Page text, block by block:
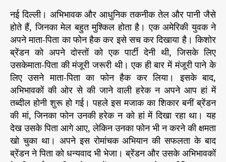
मा
चा
र
प
त्र
e
s
S
D
s
t
a
u
t
h
o
r
s
d
a
t
e
बे
टे
ने
फो
न
है
क
क
ले
ली
पा
र्टी
की
नई दिल्ली। अभिभावक और आधुनिक तकनीक तेल और पानी जैसे
होते हैं, जिनका मेल बहुत मुश्किल होता है। एक अमेरिकी युवक ने
अपने माता-पिता का फोन हैक कर इसे सच कर दिखाया है। किशोर
ब्रेंडन को अपने दोस्तों को एक पार्टी देनी थी, जिसके लिए
उसकेमाता-पिता की मंजूरी जरूरी थी। एक ही बार में मंजूरी पाने के
लिए उसने माता-पिता का फोन हैक कर लिया। इसके बाद,
अभिभावकों की ओर से की जाने वाली हरेक न अपने आप हां में
तब्दील होनी शुरू हो गई। पहले इस मजाक का शिकार बनीं ब्रेंडन
की मां, जिनका फोन उनकी हरेक न को हां में दिखा रहा था। यह
देख उसके पिता आगे आए, लेकिन उनका फोन भी न करने की क्षमता
खो चुका था। अपने इस रोमांचक अभियान की सफलता के बाद
ब्रेंडन ने पिता को धन्यवाद भी भेजा। ब्रेंडन और उसके अभिभावकों